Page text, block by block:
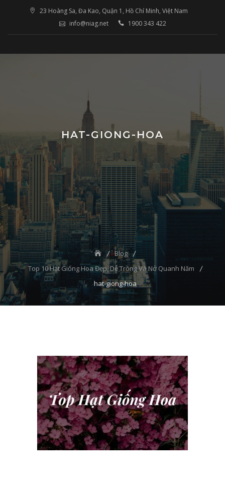
23 Hoàng Sa, Đa Kao, Quận 1, Hồ Chí Minh, Việt Nam
info@niag.net
1900 343 422
HAT-GIONG-HOA
Blog
Top 10 Hạt Giống Hoa Đẹp, Dễ Trồng Và Nở Quanh Năm
hat-giong-hoa